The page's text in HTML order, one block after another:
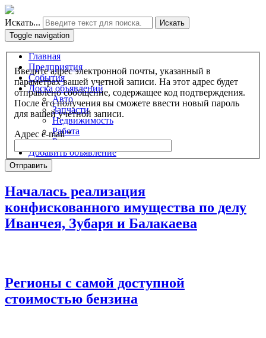
Искать...
Искать
Toggle navigation
Главная
Предприятия
События
Доска объявлений
Авто
Запчасти
Недвижимость
Работа
Разное
Добавить объявление
Введите адрес электронной почты, указанный в
параметрах вашей учетной записи. На этот адрес будет
отправлено сообщение, содержащее код подтверждения.
После его получения вы сможете ввести новый пароль
для вашей учетной записи.
Адрес e-mail*
Отправить
Началась реализация
конфискованного имущества по делу
Иванчея, Зубаря и Балакаева
Регионы с самой доступной
стоимостью бензина